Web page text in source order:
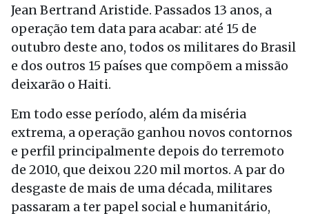
Jean Bertrand Aristide. Passados 13 anos, a
operação tem data para acabar: até 15 de
outubro deste ano, todos os militares do Brasil
e dos outros 15 países que compõem a missão
deixarão o Haiti.
Em todo esse período, além da miséria
extrema, a operação ganhou novos contornos
e perfil principalmente depois do terremoto
de 2010, que deixou 220 mil mortos. A par do
desgaste de mais de uma década, militares
passaram a ter papel social e humanitário,